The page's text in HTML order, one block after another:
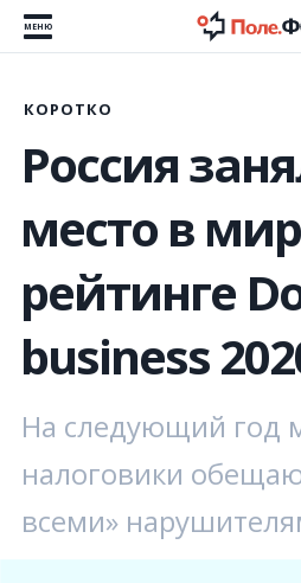
МЕНЮ
КОРОТКО
Россия
место в
рейтинге
business
На следующий год
налоговики
всеми»